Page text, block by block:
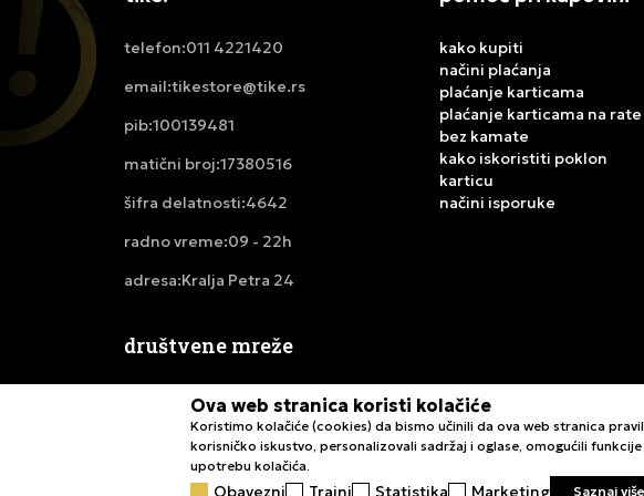
telefon:011 4221420
email:tikestore@tike.rs
pib:100139481
matični broj:17380516
šifra delatnosti:4642
radno vreme:09 - 22h
adresa:Kralja Petra 24
kako kupiti
načini plaćanja
plaćanje karticama
plaćanje karticama na rate
bez kamate
kako iskoristiti poklon
karticu
načini isporuke
društvene mreže
Ova web stranica koristi kolačiće
Koristimo kolačiće (cookies) da bismo učinili da ova web stranica
korisničko iskustvo, personalizovali sadržaj i oglase, omogućili
upotrebu kolačića.
Obavezni Trajni Statistika Marketing Saznaj više